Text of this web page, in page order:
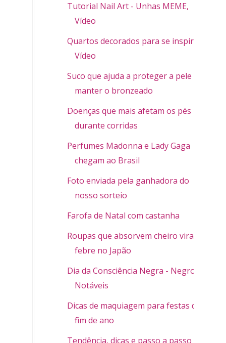
Tutorial Nail Art - Unhas MEME,
Vídeo
Quartos decorados para se inspirar -
Vídeo
Suco que ajuda a proteger a pele e
manter o bronzeado
Doenças que mais afetam os pés
durante corridas
Perfumes Madonna e Lady Gaga
chegam ao Brasil
Foto enviada pela ganhadora do
nosso sorteio
Farofa de Natal com castanha
Roupas que absorvem cheiro vira
febre no Japão
Dia da Consciência Negra - Negros
Notáveis
Dicas de maquiagem para festas de
fim de ano
Tendência, dicas e passo a passo